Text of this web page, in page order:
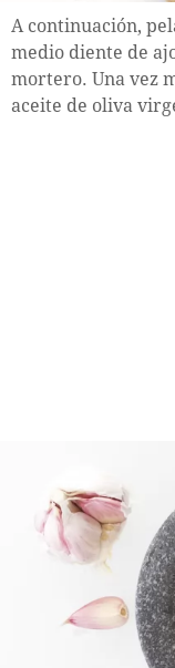
A continuación,
medio diente de
mortero. Una vez
aceite de oliva